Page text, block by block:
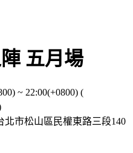
五月場
~ 22:00(+0800) (
北市松山區民權東路三段140